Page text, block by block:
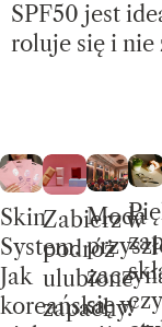
SPF50 jest
roluje się i nie
Skin
System.
Jak
koreańska
Zabierz w
podróż
ulubione
zapachy.
Moda
się w